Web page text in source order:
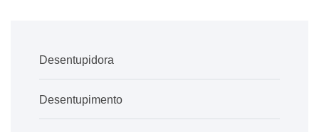
Desentupidora
Desentupimento